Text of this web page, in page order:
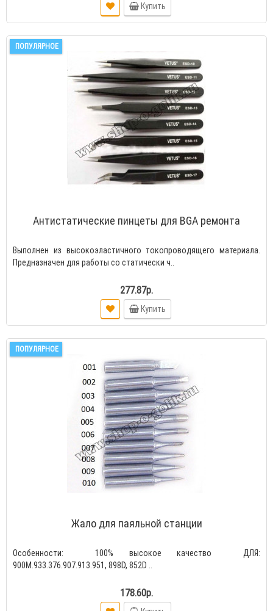
Купить
ПОПУЛЯРНОЕ
Антистатические пинцеты для BGA ремонта
Выполнен из высокоэластичного токопроводящего материала.
Предназначен для работы со статически ч..
277.87р.
Купить
ПОПУЛЯРНОЕ
Жало для паяльной станции
Особенности: 100% высокое качество ДЛЯ:
900M.933.376.907.913.951, 898D, 852D ..
178.60р.